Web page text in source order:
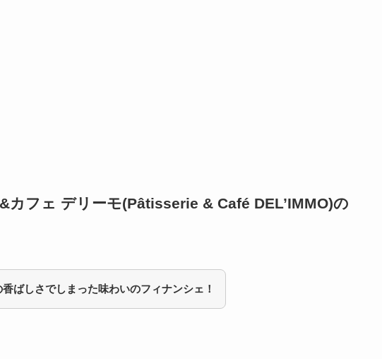
カフェ デリーモ(Pâtisserie & Café DEL’IMMO)の
ばしさでしまった味わいのフィナンシェ！